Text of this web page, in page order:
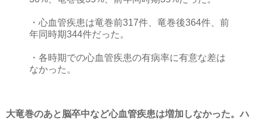
・心血管疾患は竜巻前317件、竜巻後364件、前
年同時期344件だった。
・各時期での心血管疾患の有病率に有意な差は
なかった。
大竜巻のあと脳卒中など心血管疾患は増加しなかった。ハ